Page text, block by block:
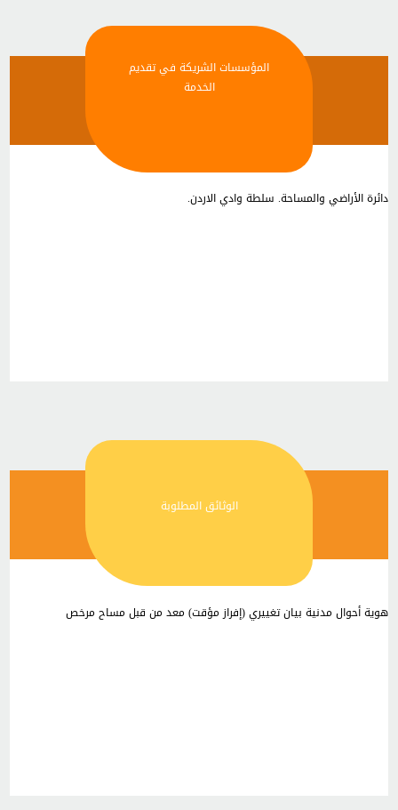
المؤسسات الشريكة في تقديم
الخدمة
دائرة الأراضي والمساحة. سلطة وادي الاردن.
الوثائق المطلوبة
هوية أحوال مدنية بيان تغييري (إفراز مؤقت) معد من قبل مساح مرخص